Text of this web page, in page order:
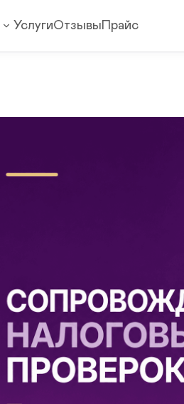
УслугиОтзывыПрайс